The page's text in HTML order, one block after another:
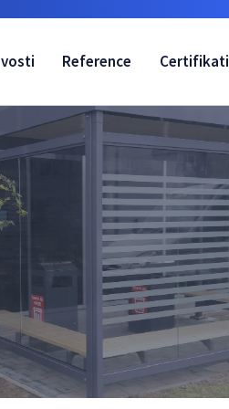
Reference Certifikati